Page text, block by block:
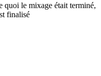
quoi le mixage était terminé,
finalisé